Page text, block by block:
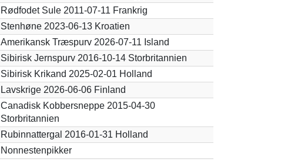
Rødfodet Sule 2011-07-11 Frankrig
Stenhøne 2023-06-13 Kroatien
Amerikansk Træspurv 2026-07-11 Island
Sibirisk Jernspurv 2016-10-14 Storbritannien
Sibirisk Krikand 2025-02-01 Holland
Lavskrige 2026-06-06 Finland
Canadisk Kobbersneppe 2015-04-30
Storbritannien
Rubinnattergal 2016-01-31 Holland
Nonnestenpikker